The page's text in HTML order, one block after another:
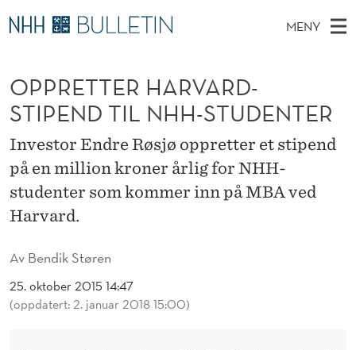
O
P
R
E
T
T
E
R
H
A
MENY
V
E
D
M
E
N
K
I
N
E
T
T
S
E
D
E
Stipendiater og nye forskerprofiler
Disputaser
Ekspertutvalg
Om Bulletin
Av Bendik Støren
25. oktober 2015 14:47
(oppdatert: 2. januar 2018 15:00)
OPPRETTER HARVARD-
STIPEND TIL NHH-STUDENTER
Investor Endre Røsjø oppretter et stipend
på en million kroner årlig for NHH-
studenter som kommer inn på MBA ved
Harvard.